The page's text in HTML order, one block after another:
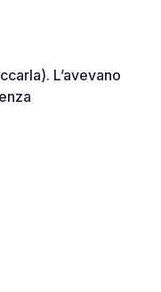
L’avevano